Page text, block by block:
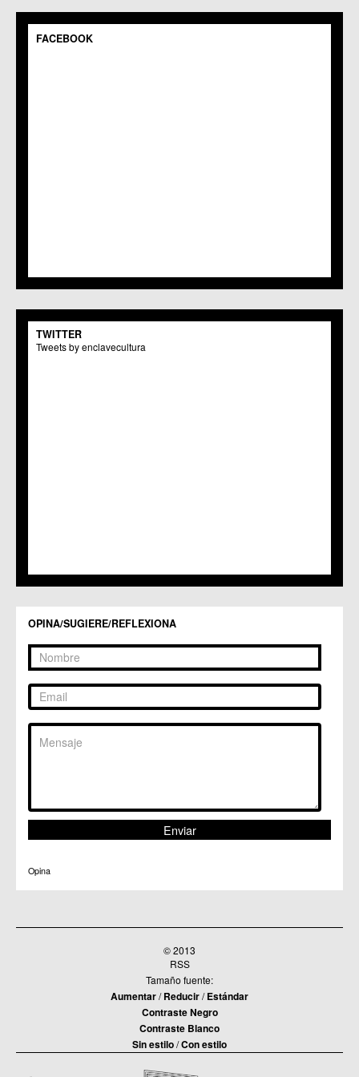
C.M. Gea y Truyols
C.C.S. La Paz
C.M. El Carmen
Centros Culturales
C.C. Puertas de Castilla
C.C. Zarandona
FACEBOOK
TWITTER
Tweets by enclavecultura
OPINA/SUGIERE/REFLEXIONA
Opina
© 2013
RSS
Tamaño fuente:
Aumentar/Reducir/Estándar
Contraste Negro
Contraste Blanco
Sin estilo/Con estilo